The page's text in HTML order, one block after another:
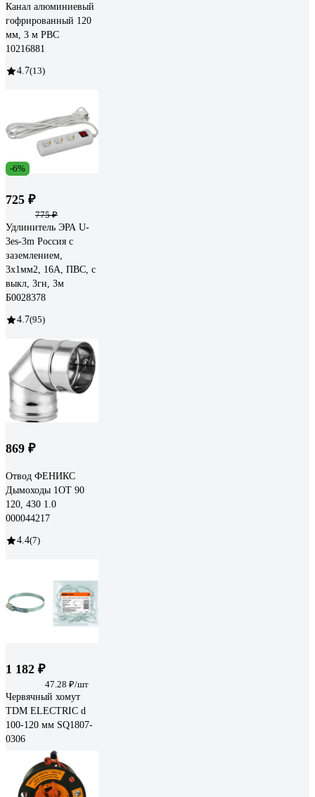
Канал алюминиевый
гофрированный 120
мм, 3 м РВС
10216881
4.7(13)
-6%
725 ₽
775 ₽
Удлинитель ЭРА U-
3es-3m Россия с
заземлением,
3x1мм2, 16A, ПВС, с
выкл, 3гн, 3м
Б0028378
4.7(95)
869 ₽
Отвод ФЕНИКС
Дымоходы 1ОТ 90
120, 430 1.0
000044217
4.4(7)
1 182 ₽
47.28 ₽/шт
Червячный хомут
TDM ELECTRIC d
100-120 мм SQ1807-
0306